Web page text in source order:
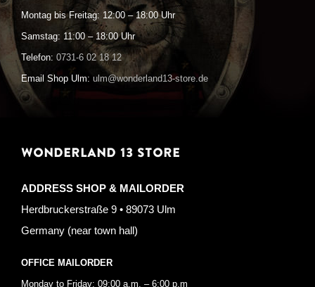
Montag bis Freitag: 12:00 – 18:00 Uhr
Samstag: 11:00 – 18:00 Uhr
Telefon: 0731-6 02 18 12
Email Shop Ulm: ulm@wonderland13-store.de
WONDERLAND 13 STORE
ADDRESS SHOP & MAILORDER
Herdbruckerstraße 9 • 89073 Ulm
Germany (near town hall)
OFFICE MAILORDER
Monday to Friday: 09:00 a.m. – 6:00 p.m